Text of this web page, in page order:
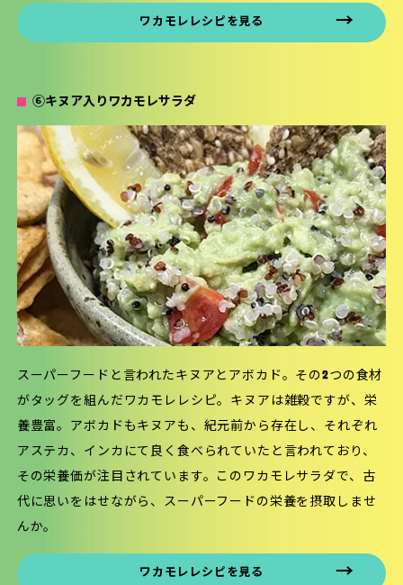
ワカモレレシピを見る
⑥キヌア入りワカモレサラダ
スーパーフードと言われたキヌアとアボカド。その2つの食材
がタッグを組んだワカモレレシピ。キヌアは雑穀ですが、栄
養豊富。アボカドもキヌアも、紀元前から存在し、それぞれ
アステカ、インカにて良く食べられていたと言われており、
その栄養価が注目されています。このワカモレサラダで、古
代に思いをはせながら、スーパーフードの栄養を摂取しませ
んか。
ワカモレレシピを見る